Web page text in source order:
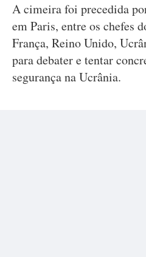
A cimeira foi precedida
em Paris, entre os chefes
França, Reino Unido,
para debater e tentar
segurança na Ucrânia.